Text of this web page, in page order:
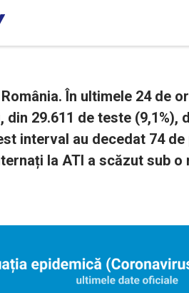
În ultimele 24 de
din 29.611 de teste (9,1%),
interval au decedat 74
la ATI a scăzut sub o